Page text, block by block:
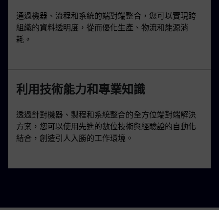
通過機器、流程和系統的端對端整合，您可以實現跨
組織的資料透明度，從而優化生產、物流和能源消
耗。
利用技術能力和專業知識
透過針對機器、製程和系統整合的全方位端對端解決
方案，您可以使用先進的數位技術與經驗證的自動化
結合，創造引人入勝的工作環境。